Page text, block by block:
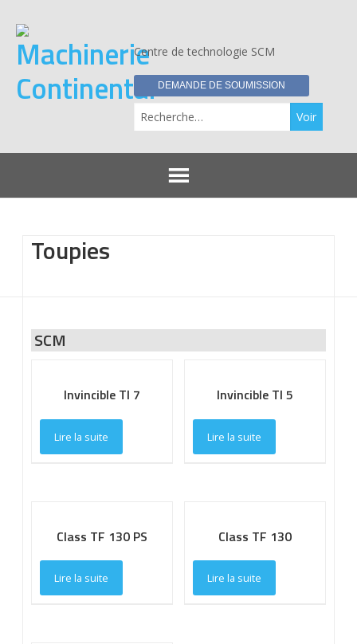
Centre de technologie SCM
DEMANDE DE SOUMISSION
Toupies
SCM
Invincible TI 7
Lire la suite
Invincible TI 5
Lire la suite
Class TF 130 PS
Lire la suite
Class TF 130
Lire la suite